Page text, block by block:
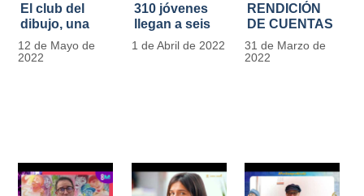
El club del
dibujo, una
apuesta para
formar
12 de Mayo de
2022
310 jóvenes
llegan a seis
unidades del
IDIPRON con
1 de Abril de 2022
RENDICIÓN
DE CUENTAS
IDIPRON |
Vigencia 2021
31 de Marzo de
2022